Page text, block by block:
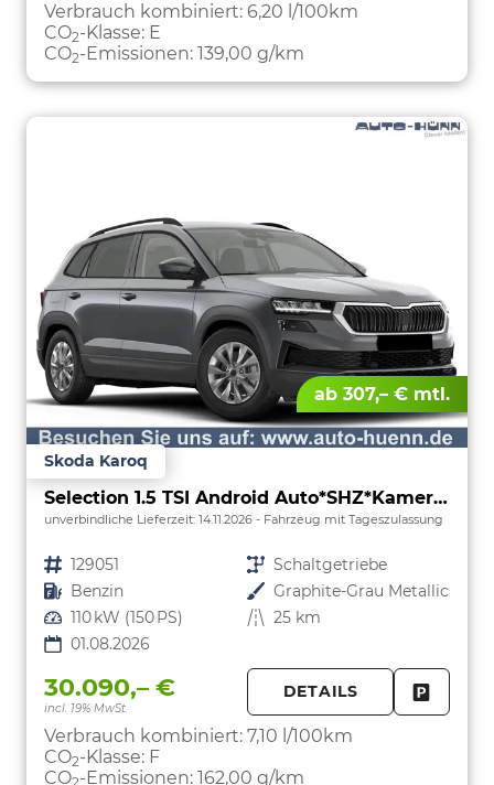
Verbrauch kombiniert: 6,20 l/100km
CO2-Klasse: E
CO2-Emissionen: 139,00 g/km
ab 307,– € mtl.
Skoda Karoq
Selection 1.5 TSI Android Auto*SHZ*Kamera*PDC v/h*Klimaauto*SUNSET*LED
unverbindliche Lieferzeit: 14.11.2026 Fahrzeug mit Tageszulassung
Fahrzeugnr. 129051 Getriebe Schaltgetriebe
Kraftstoff Benzin Außenfarbe Graphite-Grau Metallic
Leistung 110 kW (150 PS) Kilometerstand 25 km
01.08.2026
30.090,– €
incl. 19% MwSt.
DETAILS
Verbrauch kombiniert: 7,10 l/100km
CO2-Klasse: F
CO -Emissionen: 162,00 g/km